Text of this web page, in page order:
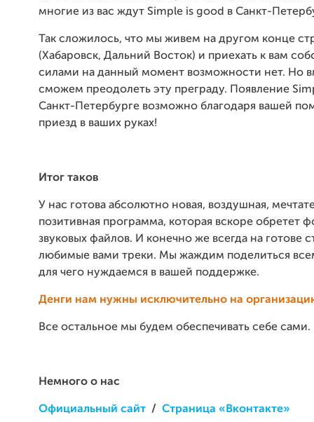
многие из вас ждут Simple is good в Санкт-
Так сложилось, что мы живем на другом конце
(Хабаровск, Дальний Восток) и приехать к вам
силами на данный момент возможности нет. Но
сможем преодолеть эту преграду. Появление
Санкт-Петербурге возможно благодаря вашей
приезд в ваших руках!
Итог таков
У нас готова абсолютно новая, воздушная,
позитивная программа, которая вскоре обретет
звуковых файлов. И конечно же всегда на готове
любимые вами треки. Мы жаждим поделиться
для чего нуждаемся в вашей поддержке.
Денги нам нужны исключительно на
Все остальное мы будем обеспечивать себе сами.
Немного о нас
Официальный сайт / Страница «Вконтакте»